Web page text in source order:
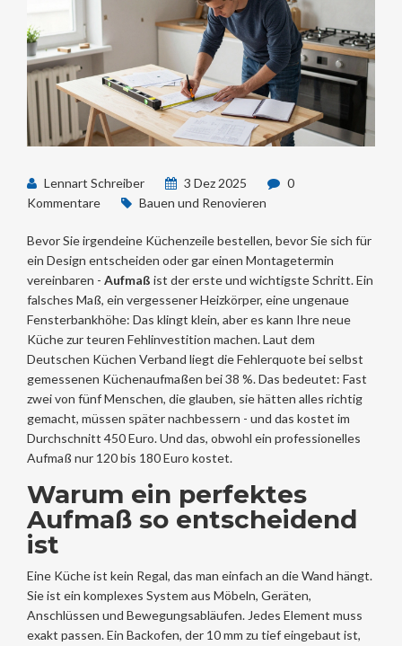
Lennart Schreiber 3 Dez 2025
0
Kommentare
Bauen und Renovieren
Bevor Sie irgendeine Küchenzeile bestellen, bevor Sie sich für
ein Design entscheiden oder gar einen Montagetermin
vereinbaren - Aufmaß ist der erste und wichtigste Schritt. Ein
falsches Maß, ein vergessener Heizkörper, eine ungenaue
Fensterbankhöhe: Das klingt klein, aber es kann Ihre neue
Küche zur teuren Fehlinvestition machen. Laut dem
Deutschen Küchen Verband liegt die Fehlerquote bei selbst
gemessenen Küchenaufmaßen bei 38 %. Das bedeutet: Fast
zwei von fünf Menschen, die glauben, sie hätten alles richtig
gemacht, müssen später nachbessern - und das kostet im
Durchschnitt 450 Euro. Und das, obwohl ein professionelles
Aufmaß nur 120 bis 180 Euro kostet.
Warum ein perfektes
Aufmaß so entscheidend
ist
Eine Küche ist kein Regal, das man einfach an die Wand hängt.
Sie ist ein komplexes System aus Möbeln, Geräten,
Anschlüssen und Bewegungsabläufen. Jedes Element muss
exakt passen. Ein Backofen, der 10 mm zu tief eingebaut ist,